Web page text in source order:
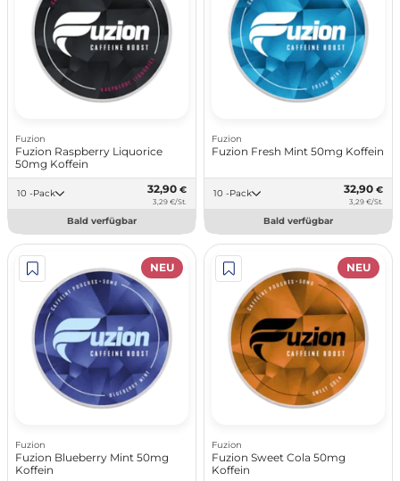
Fuzion
Fuzion Raspberry Liquorice
50mg Koffein
10 -Pack 32,90 €
3,29 €/St.
Bald verfügbar
Fuzion
Fuzion Fresh Mint 50mg Koffein
10 -Pack 32,90 €
3,29 €/St.
Bald verfügbar
NEU
Fuzion
Fuzion Blueberry Mint 50mg
Koffein
NEU
Fuzion
Fuzion Sweet Cola 50mg
Koffein